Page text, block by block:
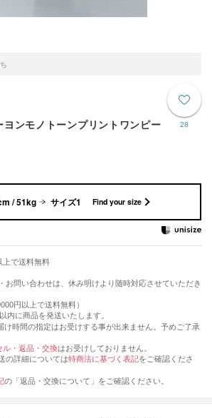
28
ヨンモノトーンプリントワンピー
/ 51kg サイズ1 Find your size
上で送料無料
お問い合わせは、休み明けより随時対応させていただき
円以上で送料無料）
内に商品を発送いたします。
時間の指定はお受けする事が出来ません。予めご了承
ル・返品・交換はお受けしておりません。
の詳細については特商法に基づく表記をご確認くださ
の「返品・交換について」をご確認ください。